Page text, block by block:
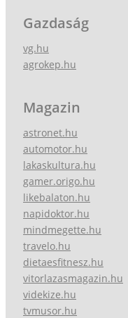
Gazdaság
vg.hu
agrokep.hu
Magazin
astronet.hu
automotor.hu
lakaskultura.hu
gamer.origo.hu
likebalaton.hu
napidoktor.hu
mindmegette.hu
travelo.hu
dietaesfitnesz.hu
vitorlazasmagazin.hu
videkize.hu
tvmusor.hu